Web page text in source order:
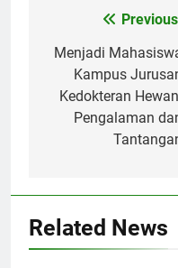
navigation
Menjadi
Kampus
Kedokteran
Pengalaman
Related News